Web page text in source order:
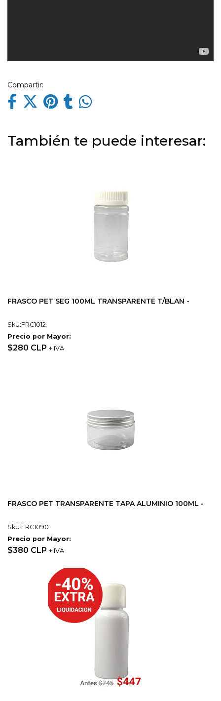
Compartir:
También te puede interesar:
FRASCO PET SEG 100ML TRANSPARENTE T/BLAN -
SkU:FRC1012
Precio por Mayor:
$280 CLP + IVA
FRASCO PET TRANSPARENTE TAPA ALUMINIO 100ML -
SkU:FRC1090
Precio por Mayor:
$380 CLP + IVA